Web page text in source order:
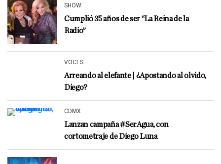
SHOW
Cumplió 35 años de ser “La Reina de la
Radio”
VOCES
Arreando al elefante | ¿Apostando al olvido,
Diego?
CDMX
Lanzan campaña #SerAgua, con
cortometraje de Diego Luna